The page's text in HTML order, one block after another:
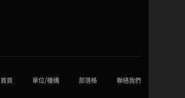
首頁 單位/機構 部落格 聯絡我們